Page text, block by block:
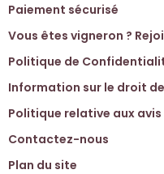
Paiement sécurisé
Vous êtes vigneron ?
Politique de
Information sur le droit
Politique relative aux
Contactez-nous
Plan du site